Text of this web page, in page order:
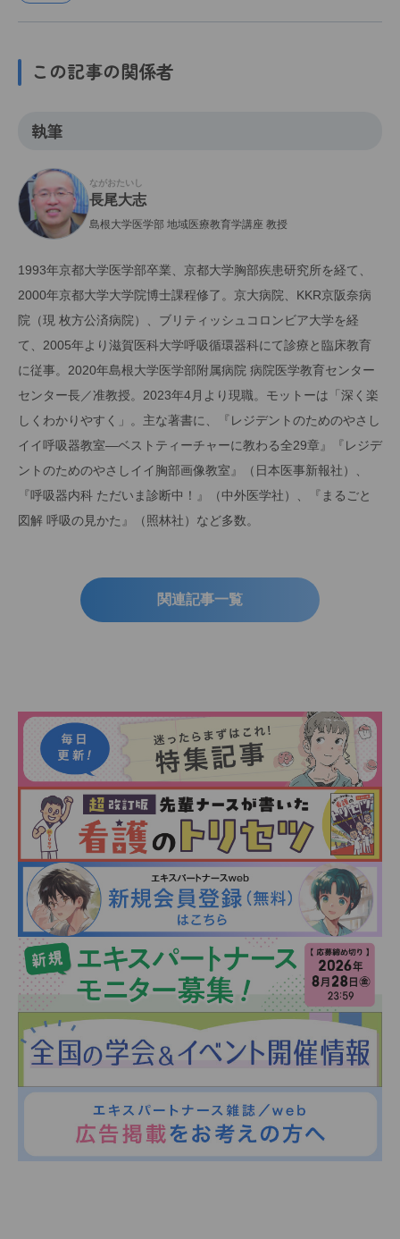
この記事の関係者
執筆
ながおたいし
長尾大志
島根大学医学部 地域医療教育学講座 教授
1993年京都大学医学部卒業、京都大学胸部疾患研究所を経て、
2000年京都大学大学院博士課程修了。京大病院、KKR京阪奈病
院（現 枚方公済病院）、ブリティッシュコロンビア大学を経
て、2005年より滋賀医科大学呼吸循環器科にて診療と臨床教育
に従事。2020年島根大学医学部附属病院 病院医学教育センター
センター長／准教授。2023年4月より現職。モットーは「深く楽
しくわかりやすく」。主な著書に、『レジデントのためのやさし
イイ呼吸器教室—ベストティーチャーに教わる全29章』『レジデ
ントのためのやさしイイ胸部画像教室』（日本医事新報社）、
『呼吸器内科 ただいま診断中！』（中外医学社）、『まるごと
図解 呼吸の見かた』（照林社）など多数。
関連記事一覧